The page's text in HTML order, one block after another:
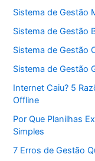
Sistema de Gestão
Sistema de Gestão
Sistema de Gestão
Sistema de Gestão
Internet Caiu? 5
Offline
Por Que Planilhas
Simples
7 Erros de Gestão